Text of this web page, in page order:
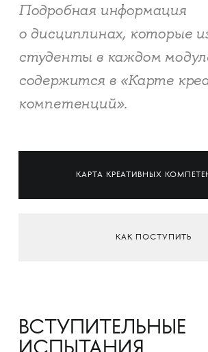
Подробная информация
о дисциплинах, которые
студенты в каждом
содержится в «Карте
компетенций».
КАРТА КРЕАТИВНЫХ
КАК ПОСТУПИТЬ
ВСТУПИТЕЛЬНЫЕ